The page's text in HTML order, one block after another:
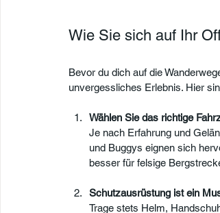
Wie Sie sich auf Ihr
Bevor du dich auf die
unvergessliches Erlebnis. Hier
Wählen Sie das richtige
Je nach Erfahrung und
und Buggys eignen sich
besser für felsige
Schutzausrüstung ist ein
Trage stets Helm,